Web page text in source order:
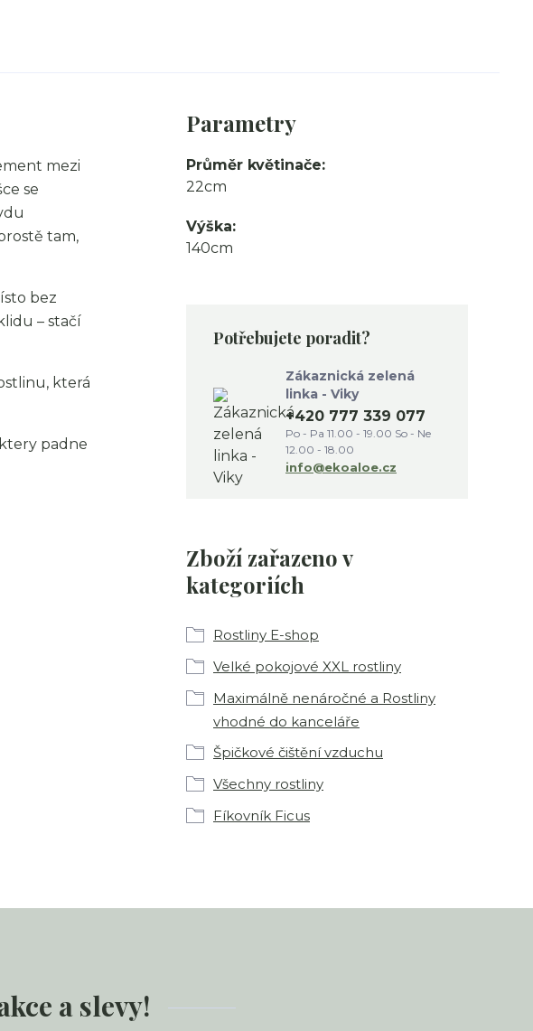
mezi
se
tam,
bez
– stačí
která
padne
Parametry
Průměr květinače
22cm
Výška
140cm
Zboží zařazeno v
kategoriích
Rostliny E-shop
Velké pokojové XXL rostliny
Maximálně nenáročné a Rostliny
vhodné do kanceláře
Špičkové čištění vzduchu
Všechny rostliny
Fíkovník Ficus
Potřebujete poradit?
Zákaznická zelená
linka - Viky
+420 777 339 077
Po - Pa 11.00 - 19.00 So - Ne
12.00 - 18.00
info@ekoaloe.cz
a slevy!